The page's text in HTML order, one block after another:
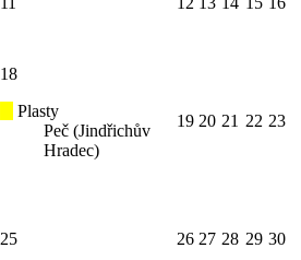
18
Plasty
Peč (Jindřichův
Hradec)
19 20 21 22 23
25 26 27 28 29 30